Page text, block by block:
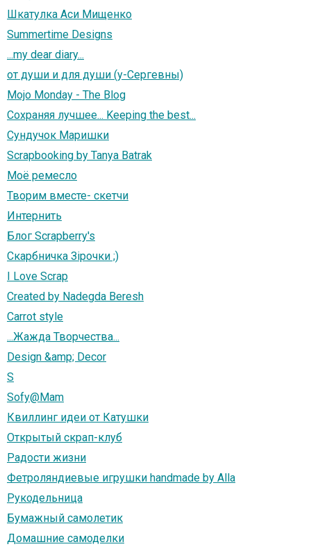
Шкатулка Аси Мищенко
Summertime Designs
...my dear diary...
от души и для души (у-Сергевны)
Mojo Monday - The Blog
Сохраняя лучшее... Keeping the best...
Сундучок Маришки
Scrapbooking by Tanya Batrak
Моё ремесло
Творим вместе- скетчи
Интернить
Блог Scrapberry's
Скарбничка Зірочки ;)
I Love Scrap
Created by Nadegda Beresh
Carrot style
...Жажда Творчества...
Design &amp; Decor
S
Sofy@Mam
Квиллинг идеи от Катушки
Открытый скрап-клуб
Радости жизни
Фетроляндиевые игрушки handmade by Alla
Рукодельница
Бумажный самолетик
Домашние самоделки